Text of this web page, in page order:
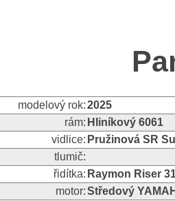
modelový rok:2025
rám: Hliníkový 6061
vidlice: Pružinová SR
tlumič:
řidítka: Raymon Riser
motor:Středový